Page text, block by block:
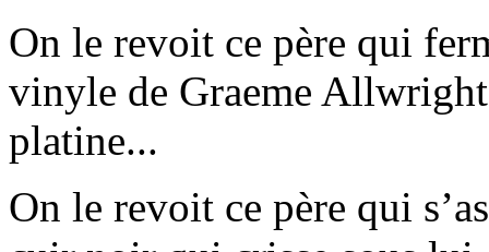
On le revoit ce père qui
vinyle de Graeme
platine...
On le revoit ce père qui